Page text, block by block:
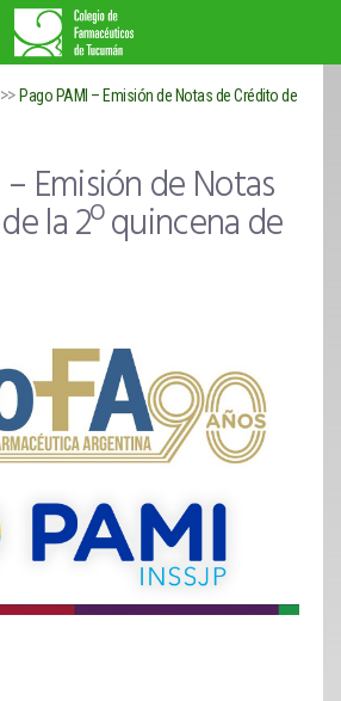
>> Pago PAMI – Emisión de Notas de Crédito de
Emisión de Notas
la 2º quincena de